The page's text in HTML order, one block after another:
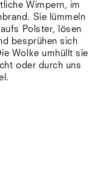
Wimpern, im
Sie lümmeln
Polster, lösen
besprühen sich
Wolke umhüllt sie
oder durch uns